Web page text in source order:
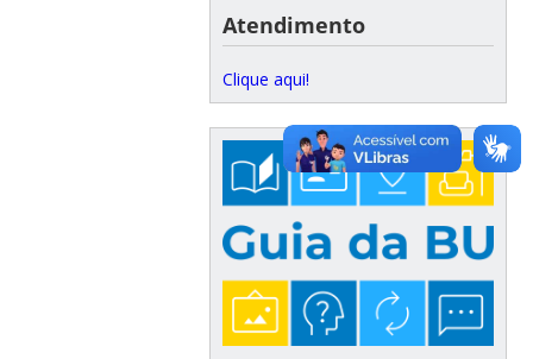
Atendimento
Clique aqui!